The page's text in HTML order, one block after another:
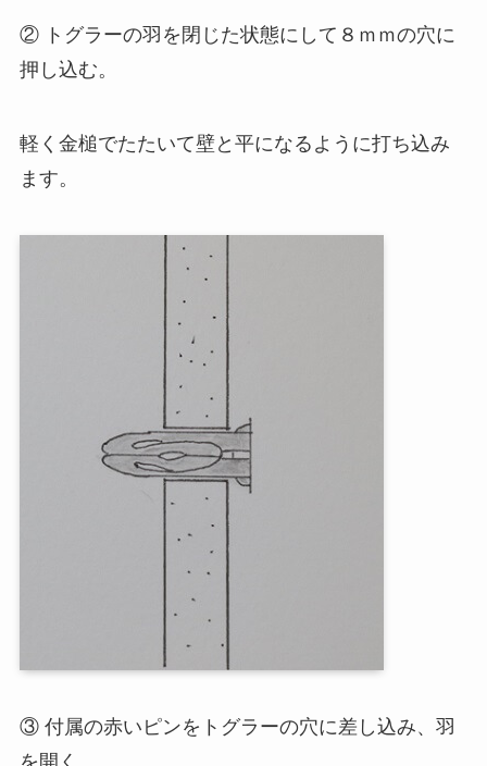
② トグラーの羽を閉じた状態にして８ｍｍの穴に
押し込む。
軽く金槌でたたいて壁と平になるように打ち込み
ます。
③ 付属の赤いピンをトグラーの穴に差し込み、羽
を開く。